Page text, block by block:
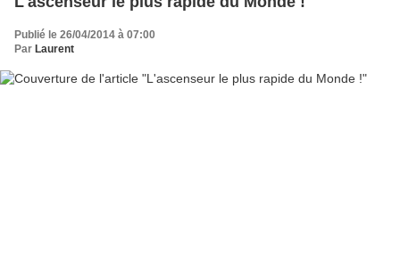
Publié le 26/04/2014 à 07:00
Par Laurent